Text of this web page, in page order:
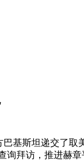
斯坦递交了取
拜访，推进赫